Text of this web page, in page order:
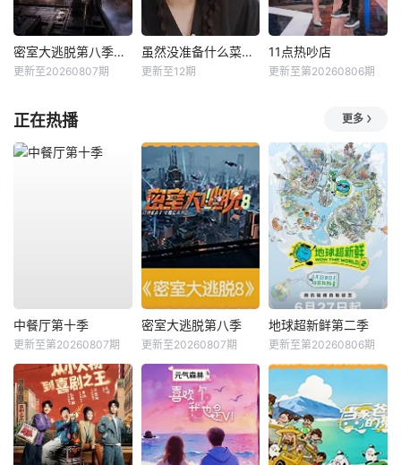
密室大逃脱第八季大神版
更新至20260807期
虽然没准备什么菜第四季
更新至12期
11点热吵店
更新至第20260806期
正在热播 更多
中餐厅第十季
更新至第20260807期
密室大逃脱第八季
更新至20260807期
地球超新鲜第二季
更新至第20260806期